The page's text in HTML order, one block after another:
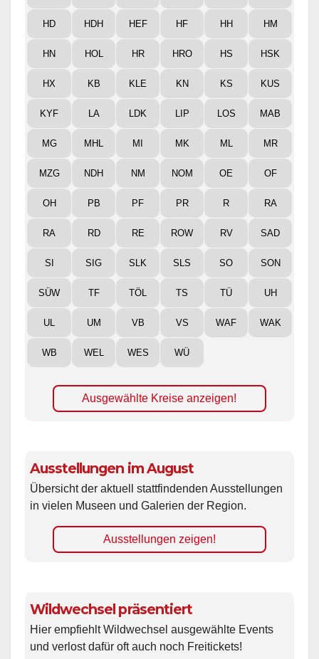
HD HDH HEF HF HH HM
HN HOL HR HRO HS HSK
HX KB KLE KN KS KUS
KYF LA LDK LIP LOS MAB
MG MHL MI MK ML MR
MZG NDH NM NOM OE OF
OH PB PF PR R RA
RA RD RE ROW RV SAD
SI SIG SLK SLS SO SON
SÜW TF TÖL TS TÜ UH
UL UM VB VS WAF WAK
WB WEL WES WÜ
Ausgewählte Kreise anzeigen!
Ausstellungen im August
Übersicht der aktuell stattfindenden Ausstellungen
in vielen Museen und Galerien der Region.
Ausstellungen zeigen!
Wildwechsel präsentiert
Hier empfiehlt Wildwechsel ausgewählte Events
und verlost dafür oft auch noch Freitickets!